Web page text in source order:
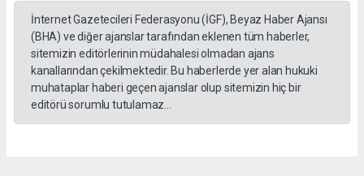
İnternet Gazetecileri Federasyonu (İGF), Beyaz Haber Ajansı
(BHA) ve diğer ajanslar tarafından eklenen tüm haberler,
sitemizin editörlerinin müdahalesi olmadan ajans
kanallarından çekilmektedir. Bu haberlerde yer alan hukuki
muhataplar haberi geçen ajanslar olup sitemizin hiç bir
editörü sorumlu tutulamaz...